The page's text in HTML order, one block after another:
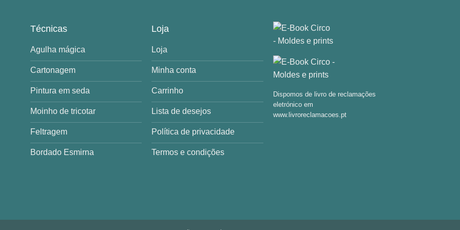
Técnicas
Agulha mágica
Cartonagem
Pintura em seda
Moinho de tricotar
Feltragem
Bordado Esmirna
Loja
Loja
Minha conta
Carrinho
Lista de desejos
Política de privacidade
Termos e condições
Dispomos de livro de reclamações
eletrónico em
www.livroreclamacoes.pt